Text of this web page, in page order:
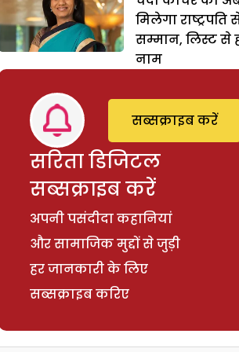
मिलेगा राष्ट्रपति
सम्मान, लिस्ट से
नाम
सरिता डिजिटल
सब्सक्राइब करें
अपनी पसंदीदा कहानियां
और सामाजिक मुद्दों से जुड़ी
हर जानकारी के लिए
सब्सक्राइब करिए
सब्सक्राइब करें